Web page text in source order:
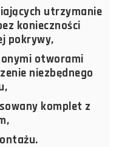
utrzymanie
konieczności
pokrywy,
otworami
niezbędnego
komplet z